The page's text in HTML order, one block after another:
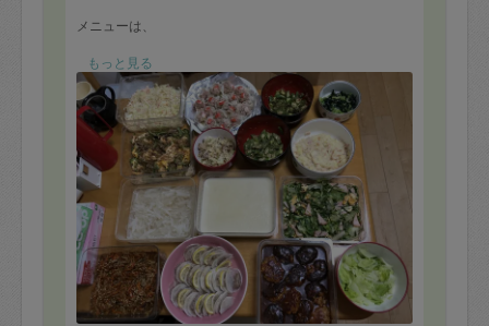
メニューは、
ゴーヤチャンプルー
オクラ胡麻和え
オクラおかか和え
煮込みハンバーグ
大根と豚バラ蒸
カニカマシュウマイ
ジャガイモのポタージュ
人参とレンコンのキンピラ
小松菜と海苔のナムル
キャベツと豚小間おかか和え
ハムレタス玉子炒め
旬のゴーヤとオクラを使ったお料理をお願いしました。
ゴーヤチャンプルー、絶品です。
もっと見る